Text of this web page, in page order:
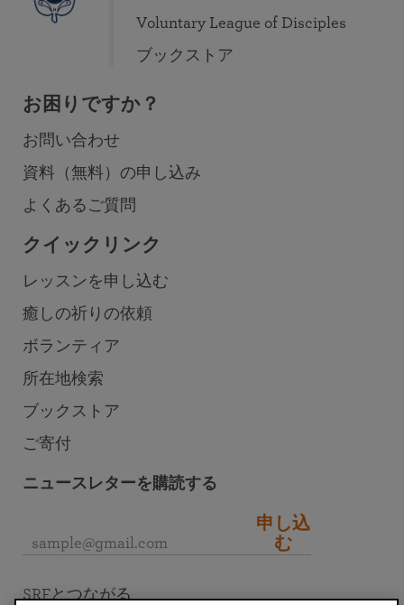
Voluntary League of Disciples
ブックストア
お困りですか？
お問い合わせ
資料（無料）の申し込み
よくあるご質問
クイックリンク
レッスンを申し込む
癒しの祈りの依頼
ボランティア
所在地検索
ブックストア
ご寄付
ニュースレターを購読する
申し込
む
SRFとつながる